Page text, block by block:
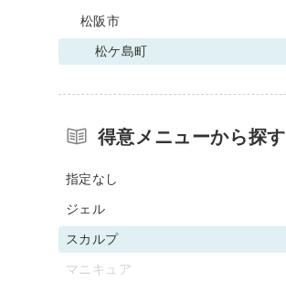
松阪市
松ケ島町
得意メニューから探す
指定なし
ジェル
スカルプ
マニキュア